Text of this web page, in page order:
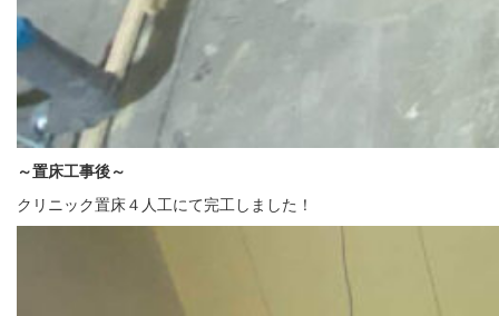
～置床工事後～
クリニック置床４人工にて完工しました！